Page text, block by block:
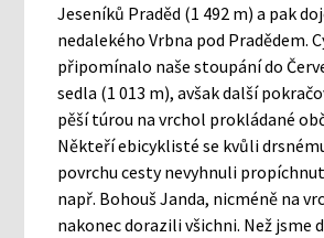
Jeseníků Praděd (1 492 m) a pak
nedalekého Vrbna pod Pradědem.
připomínalo naše stoupání do
sedla (1 013 m), avšak další
pěší túrou na vrchol prokládané
Někteří ebicyklisté se kvůli
povrchu cesty nevyhnuli
např. Bohouš Janda, nicméně na
nakonec dorazili všichni. Než jsme